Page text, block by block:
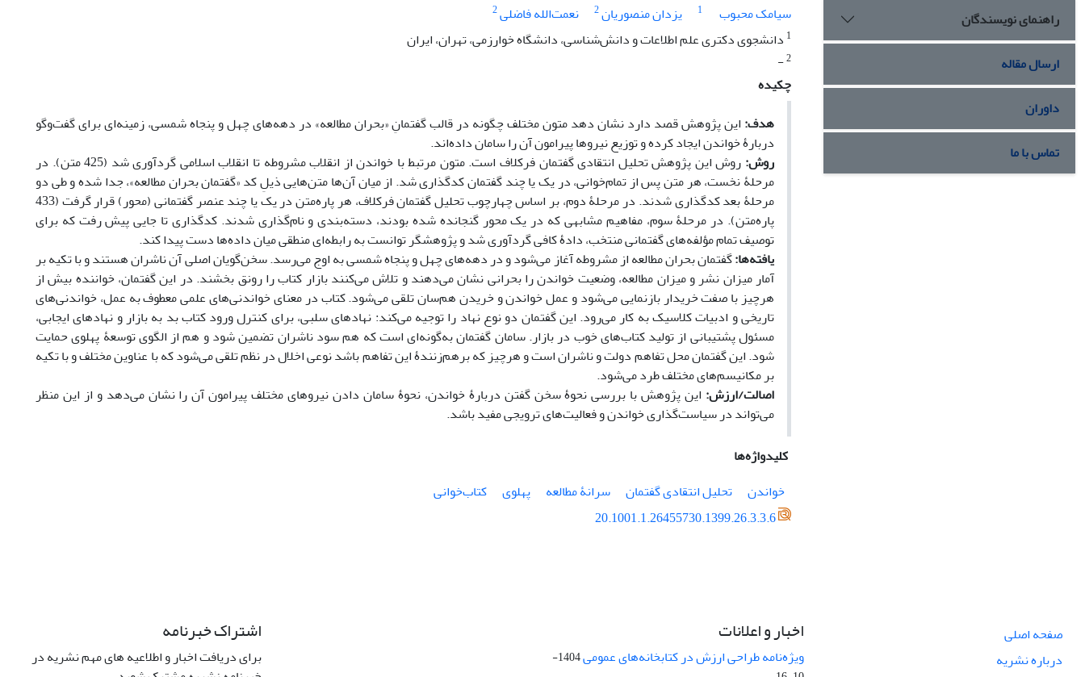
سیامک محبوب
1 یزدان منصوریان2 نعمت‌الله فاضلی2
1 دانشجوی دکتری علم اطلاعات و دانش‌شناسی، دانشگاه خوارزمی، تهران، ایران
2
-
چکیده
هدف: این پژوهش قصد دارد نشان دهد متون مختلف چگونه در قالب گفتمانِ «بحران مطالعه» در دهه‌های چهل و پنجاه شمسی، زمینه‌ای برای گفت‌وگو
دربارۀ خواندن ایجاد کرده و توزیع نیروها پیرامون آن را سامان داده‌اند.
روش‌:
روش این پژوهش تحلیل انتقادی گفتمان فرکلاف است. متون مرتبط با خواندن از انقلاب مشروطه تا انقلاب اسلامی گردآوری شد (425 متن). در
مرحلۀ نخست، هر متن پس از تمام‌خوانی، در یک یا چند گفتمان کدگذاری شد. از میان آن‌ها متن‌هایی ذیلِ کد «گفتمان بحران مطالعه»، جدا شده و طی دو
مرحلۀ بعد کدگذاری شدند. در مرحلۀ دوم، بر اساس چهارچوب تحلیل گفتمان فرکلاف، هر پاره‌متن در یک یا چند عنصر گفتمانی (محور) قرار گرفت (433
پاره‌متن). در مرحلۀ سوم، مفاهیم مشابهی که در یک محور گنجانده شده بودند، دسته‌بندی و نام‌گذاری شدند. کدگذاری تا جایی پیش‌ رفت که برای
توصیف تمام مؤلفه‌های گفتمانی منتخب، دادۀ کافی گردآوری شد و پژوهشگر توانست به رابطه‌ای منطقی میان داده‌ها دست پیدا کند.
یافته‌ها:گفتمان بحران مطالعه از مشروطه آغاز می‌شود و در دهه‌های چهل و پنجاه شمسی به اوج می‌رسد. سخن‌گویان اصلی آن ناشران هستند و با تکیه بر
آمار میزان نشر و میزان مطالعه، وضعیت خواندن را بحرانی نشان می‌دهند و تلاش می‌کنند بازار کتاب را رونق بخشند. در این گفتمان، خواننده بیش از
هرچیز با صفت خریدار بازنمایی می‌شود و عمل خواندن و خریدن هم‌سان تلقی می‌شود. کتاب در معنای خواندنی‌های علمی معطوف به عمل، خواندنی‌های
تاریخی و ادبیات کلاسیک به کار می‌‌رود. این گفتمان دو نوع نهاد را توجیه می‌کند: نهادهای سلبی، برای کنترل ورود کتاب بد به بازار و نهادهای ایجابی،
مسئول پشتیبانی از تولید کتاب‌های خوب در بازار. سامان گفتمان به‌گونه‌ای است که هم سود ناشران تضمین شود و هم از الگوی توسعۀ پهلوی حمایت
شود. این گفتمان محل تفاهم دولت و ناشران است و هرچیز که برهم‌زنندۀ این تفاهم باشد نوعی اخلال در نظم تلقی می‌شود که با عناوین مختلف و با تکیه
بر مکانیسم‌های مختلف طرد می‌شود.
اصالت/ارزش: این پژوهش با بررسی نحوۀ سخن گفتن دربارۀ خواندن، نحوۀ سامان دادن نیروهای مختلف پیرامون آن را نشان می‌دهد و از این منظر
می‌تواند در سیاست‌گذاری خواندن و فعالیت‌های ترویجی مفید باشد.
کلیدواژه‌ها
خواندن
تحلیل انتقادی گفتمان سرانۀ مطالعه پهلوی
کتاب‌خوانی
20.1001.1.26455730.1399.26.3.3.6
راهنمای نویسندگان
ارسال مقاله
داوران
تماس با ما
صفحه اصلی
درباره نشریه
اخبار و اعلانات
ویژه‌نامه طراحی ارزش در کتابخانه‌های عمومی
1404-
اشتراک خبرنامه
برای دریافت اخبار و اطلاعیه های مهم نشریه در